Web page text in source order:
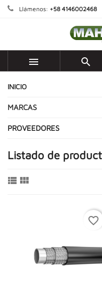
Llámenos: +58 4146002468
 
INICIO
MARCAS
PROVEEDORES
Listado de
 
favorite_border